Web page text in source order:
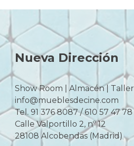
Nueva Dirección
Show Room | Almacén | Taller
info@mueblesdecine.com
Tel. 91 376 8087 / 610 57 47 78
Calle Valportillo 2, nº 12
28108 Alcobendas (Madrid)